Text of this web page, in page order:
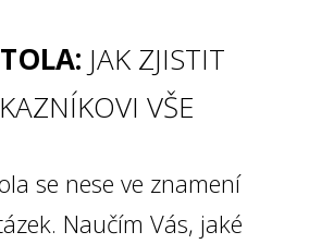
JAK ZJISTIT
VŠE
se nese ve znamení
Naučím Vás, jaké